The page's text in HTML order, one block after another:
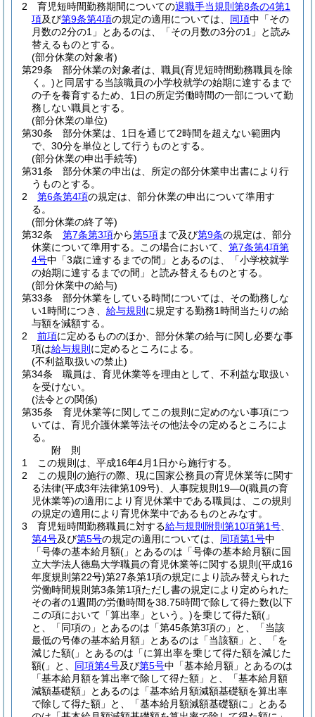
2
育児短時間勤務期間についての退職手当規則第8条の4第1
項及び第9条第4項の規定の適用については、 同項中「その
月数の2分の1」とあるのは、「その月数の3分の1」と読み
替えるものとする。
(部分休業の対象者)
第29条
部分休業の対象者は、職員(育児短時間勤務職員を除
く。)と同居する当該職員の小学校就学の始期に達するまで
の子を養育するため、1日の所定労働時間の一部について勤
務しない職員とする。
(部分休業の単位)
第30条
部分休業は、1日を通じて2時間を超えない範囲内
で、30分を単位として行うものとする。
(部分休業の申出手続等)
第31条
部分休業の申出は、所定の部分休業申出書により行
うものとする。
2
第6条第4項の規定は、部分休業の申出について準用す
る。
(部分休業の終了等)
第32条
第7条第3項から第5項まで及び第9条の規定は、部分
休業について準用する。
この場合において、 第7条第4項第
4号中「3歳に達するまでの間」とあるのは、「小学校就学
の始期に達するまでの間」と読み替えるものとする。
(部分休業中の給与)
第33条
部分休業をしている時間については、その勤務しな
い1時間につき、 給与規則 に規定する勤務1時間当たりの給
与額を減額する。
2
前項に定めるもののほか、部分休業の給与に関し必要な事
項は給与規則 に定めるところによる。
(不利益取扱いの禁止)
第34条
職員は、育児休業等を理由として、不利益な取扱い
を受けない。
(法令との関係)
第35条
育児休業等に関してこの規則に定めのない事項につ
いては、育児介護休業等法その他法令の定めるところによ
る。
附 則
1
この規則は、平成16年4月1日から施行する。
2
この規則の施行の際、現に国家公務員の育児休業等に関す
る法律(平成3年法律第109号) 、人事院規則19―0(職員の育
児休業等)の適用により育児休業中である職員は、この規則
の規定の適用により育児休業中であるものとみなす。
3
育児短時間勤務職員に対する給与規則附則第10項第1号
第4号及び第5号の規定の適用については、 同項第1号中
「号俸の基本給月額(」とあるのは「号俸の基本給月額に国
立大学法人徳島大学職員の育児休業等に関する規則 (平成16
年度規則第22号)第27条第1項の規定により読み替えられた
労働時間規則第3条第1項ただし書の規定により定められた
その者の1週間の労働時間を38.75時間で除して得た数(以下
この項において「算出率」という。)を乗じて得た額(」
と、「同項の」とあるのは「第45条第3項の」と、「当該
最低の号俸の基本給月額」とあるのは「当該額」と、「を
減じた額(」とあるのは「に算出率を乗じて得た額を減じた
額(」と、 同項第4号及び第5号中「基本給月額」とあるのは
「基本給月額を算出率で除して得た額」と、「基本給月額
減額基礎額」とあるのは「基本給月額減額基礎額を算出率
で除して得た額」と、「基本給月額減額基礎額に」とある